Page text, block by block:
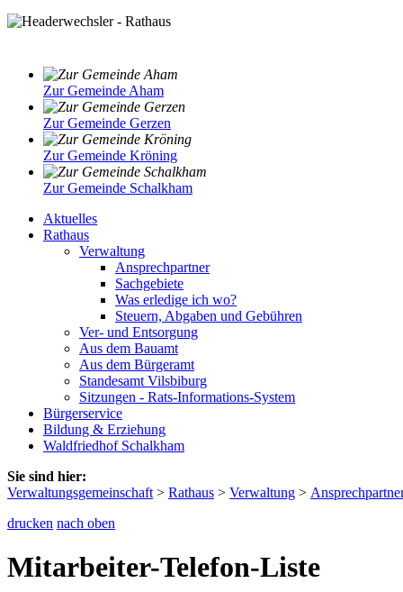
Zur Gemeinde Aham
Zur Gemeinde Gerzen
Zur Gemeinde Kröning
Zur Gemeinde Schalkham
Aktuelles
Rathaus
Verwaltung
Ansprechpartner
Sachgebiete
Was erledige ich wo?
Steuern, Abgaben und Gebühren
Ver- und Entsorgung
Aus dem Bauamt
Aus dem Bürgeramt
Standesamt Vilsbiburg
Sitzungen - Rats-Informations-System
Bürgerservice
Bildung & Erziehung
Waldfriedhof Schalkham
Sie sind hier:
Verwaltungsgemeinschaft > Rathaus > Verwaltung >
drucken nach oben
Mitarbeiter-Telefon-Liste